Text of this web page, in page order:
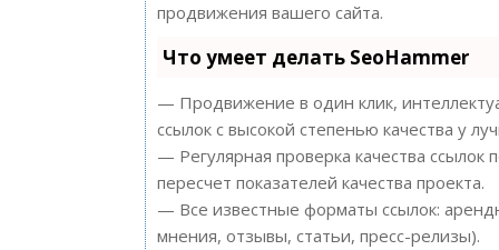
продвижения вашего сайта.
Что умеет делать SeoHammer
— Продвижение в один клик,
ссылок с высокой степенью качества у
— Регулярная проверка качества
пересчет показателей качества проекта.
— Все известные форматы ссылок:
мнения, отзывы, статьи, пресс-релизы).